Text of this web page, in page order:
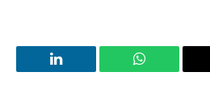
LinkedIn WhatsApp